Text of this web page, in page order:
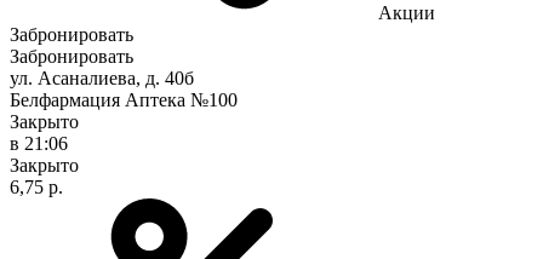
Акции
Забронировать
Забронировать
ул. Асаналиева, д. 40б
Белфармация Аптека №100
Закрыто
в 21:06
Закрыто
6,75 р.